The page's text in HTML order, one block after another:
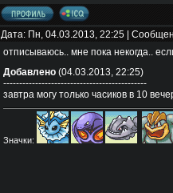
Дата: Пн, 04.03.2013, 22:25 |
отписываюсь.. мне пока некогда..
Добавлено(04.03.2013, 22:25)
---------------------------------------------
завтра могу только часиков в 10
Значки: